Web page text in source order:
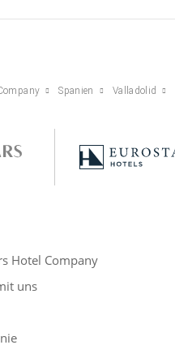
Spanien Valladolid
Hotel Company
uns